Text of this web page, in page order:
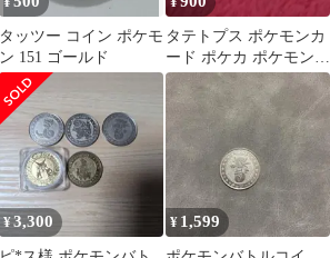
タッツー コイン ポケモ
ン 151 ゴールド
タテトプス ポケモンカ
ード ポケカ ポケモンコ
イン トスコイン
¥3,300 ¥ 1,599